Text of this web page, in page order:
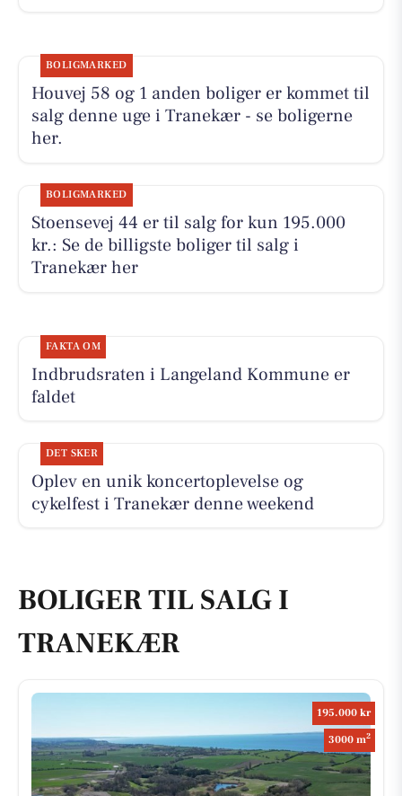
BOLIGMARKED
Houvej 58 og 1 anden boliger er kommet til
salg denne uge i Tranekær - se boligerne
her.
BOLIGMARKED
Stoensevej 44 er til salg for kun 195.000
kr.: Se de billigste boliger til salg i
Tranekær her
FAKTA OM
Indbrudsraten i Langeland Kommune er
faldet
DET SKER
Oplev en unik koncertoplevelse og
cykelfest i Tranekær denne weekend
BOLIGER TIL SALG I
TRANEKÆR
195.000 kr
3000 m2